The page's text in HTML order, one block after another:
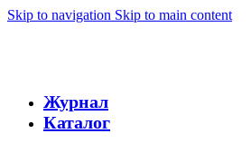
Skip to navigation Skip to main content
Журнал
Каталог